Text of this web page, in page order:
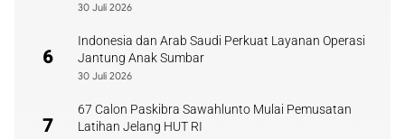
30 Juli 2026
6
Indonesia dan Arab Saudi Perkuat Layanan Operasi
Jantung Anak Sumbar
30 Juli 2026
7
67 Calon Paskibra Sawahlunto Mulai Pemusatan
Latihan Jelang HUT RI